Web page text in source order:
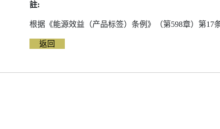
註:
根据《能源效益（产品标签）条例》（第598章）第
返回